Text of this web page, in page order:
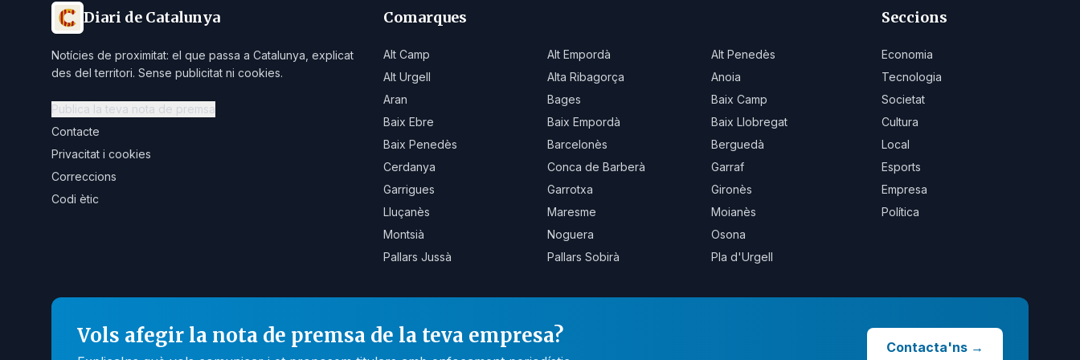
Diari de Catalunya
Notícies de proximitat: el que passa a Catalunya, explicat
des del territori. Sense publicitat ni cookies.
Publica la teva nota de premsa
Contacte
Privacitat i cookies
Correccions
Codi ètic
Comarques
Alt Camp Alt Empordà
Alt Penedès
Alt Urgell
Alta Ribagorça
Anoia
Aran
Bages
Baix Camp
Baix Ebre
Baix Empordà
Baix Llobregat
Baix Penedès
Barcelonès
Berguedà
Cerdanya
Conca de Barberà
Garraf
Garrigues
Garrotxa
Gironès
Lluçanès
Maresme
Moianès
Montsià
Noguera
Osona
Pallars Jussà
Pallars Sobirà Pla d'Urgell
Seccions
Economia
Tecnologia
Societat
Cultura
Local
Esports
Empresa
Política
Vols afegir la nota de premsa de la teva empresa? Contacta'ns →